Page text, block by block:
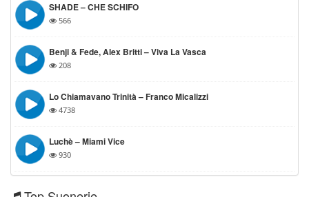
SHADE – CHE SCHIFO
566
Benji & Fede, Alex Britti – Viva La Vasca
208
Lo Chiamavano Trinità – Franco Micalizzi
4738
Luchè – Miami Vice
930